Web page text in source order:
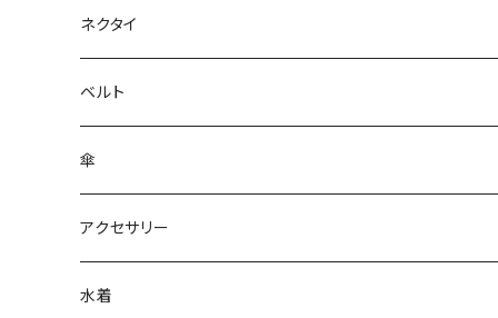
ネクタイ
ベルト
傘
アクセサリー
水着